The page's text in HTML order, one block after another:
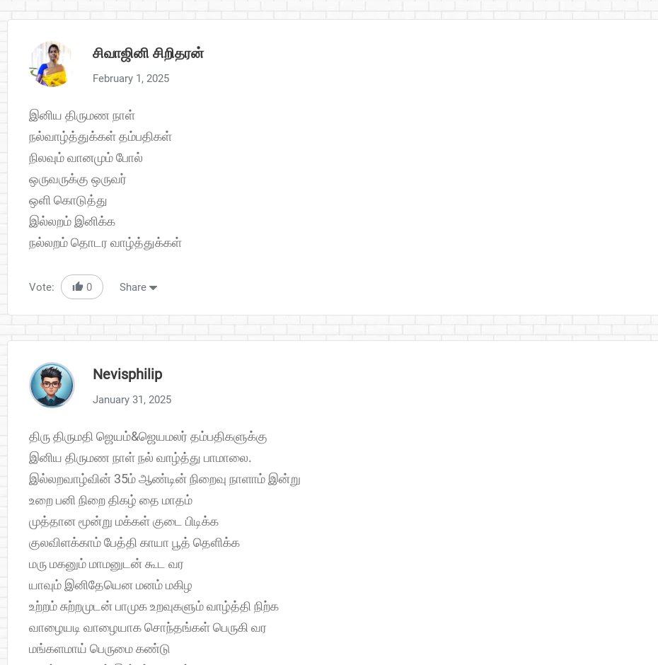
சிவாஜினி சிறிதரன்
February 1, 2025
இனிய திருமண நாள்
நல்வாழ்த்துக்கள் தம்பதிகள்
நிலவும் வானமும் போல்
ஒருவருக்கு ஒருவர்
ஒளி கொடுத்து
இல்லறம் இனிக்க
நல்லறம் தொடர வாழ்த்துக்கள்
Vote: 0 Share
Nevisphilip
January 31, 2025
திரு திருமதி ஜெயம்&ஜெயமலர் தம்பதிகளுக்கு
இனிய திருமண நாள் நல் வாழ்த்து பாமாலை.
இல்லறவாழ்வின் 35ம் ஆண்டின் நிறைவு நாளாம் இன்று
உறை பனி நிறை திகழ் தை மாதம்
முத்தான மூன்று மக்கள் குடை பிடிக்க
குலவிளக்காம் பேத்தி காயா பூத் தெளிக்க
மரு மகனும் மாமனுடன் கூட வர
யாவும் இனிதேயென மனம் மகிழ
உற்றம் சுற்றமுடன் பாமுக உறவுகளும் வாழ்த்தி நிற்க
வாழையடி வாழையாக சொந்தங்கள் பெருகி வர
மங்களமாய் பெருமை கண்டு